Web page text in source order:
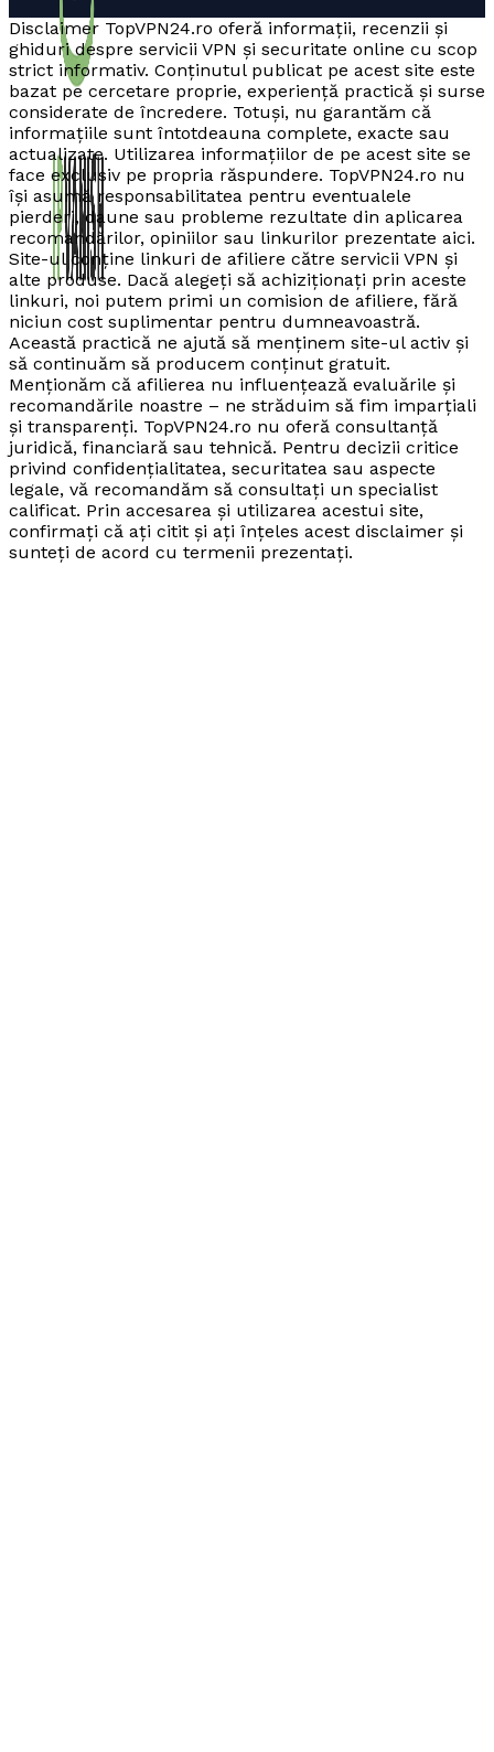
Disclaimer TopVPN24.ro oferă informații, recenzii și
ghiduri despre servicii VPN și securitate online cu scop
strict informativ. Conținutul publicat pe acest site este
bazat pe cercetare proprie, experiență practică și surse
considerate de încredere. Totuși, nu garantăm că
informațiile sunt întotdeauna complete, exacte sau
actualizate. Utilizarea informațiilor de pe acest site se
face exclusiv pe propria răspundere. TopVPN24.ro nu
își asumă responsabilitatea pentru eventualele
pierderi, daune sau probleme rezultate din aplicarea
recomandărilor, opiniilor sau linkurilor prezentate aici.
Site-ul conține linkuri de afiliere către servicii VPN și
alte produse. Dacă alegeți să achiziționați prin aceste
linkuri, noi putem primi un comision de afiliere, fără
niciun cost suplimentar pentru dumneavoastră.
Această practică ne ajută să menținem site-ul activ și
să continuăm să producem conținut gratuit.
Menționăm că afilierea nu influențează evaluările și
recomandările noastre – ne străduim să fim imparțiali
și transparenți. TopVPN24.ro nu oferă consultanță
juridică, financiară sau tehnică. Pentru decizii critice
privind confidențialitatea, securitatea sau aspecte
legale, vă recomandăm să consultați un specialist
calificat. Prin accesarea și utilizarea acestui site,
confirmați că ați citit și ați înțeles acest disclaimer și
sunteți de acord cu termenii prezentați.